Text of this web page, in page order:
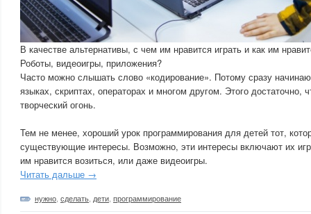
В качестве альтернативы, с чем им нравится играть и как им
Роботы, видеоигры, приложения?
Часто можно слышать слово «кодирование». Потому сразу
языках, скриптах, операторах и многом другом. Этого достаточно,
творческий огонь.
Тем не менее, хороший урок программирования для детей тот,
существующие интересы. Возможно, эти интересы включают их
им нравится возиться, или даже видеоигры.
Читать дальше →
нужно сделать дети программирование